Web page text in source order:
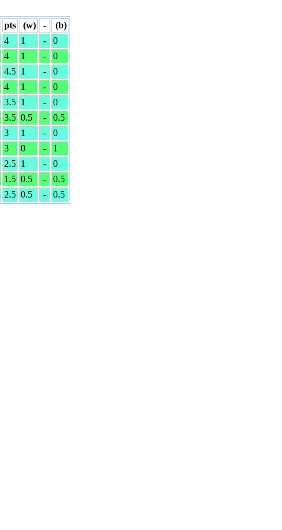
pts (w) -
(b)
4 1 -
0
4 1 -
0
4.5 1 -
0
4 1 -
0
3.5 1 -
0
3.5 0.5 -
0.5
3 1 -
0
3 0 -
1
2.5 1 -
0
1.5 0.5 -
0.5
2.5 0.5 -
0.5